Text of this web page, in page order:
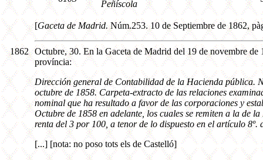
Peñíscola
[Gaceta de Madrid.Núm.253. 10 de Septiembre de 1862,
1862 Octubre, 30. En la Gaceta de Madrid del 19 de novembre de
província:
Dirección general de Contabilidad de la Hacienda pública.
octubre de 1858. Carpeta-extracto de las relaciones
nominal que ha resultado a favor de las corporaciones y
Octubre de 1858 en adelante, los cuales se remiten a la de
renta del 3 por 100, a tenor de lo dispuesto en el artículo 8º.
[...] [nota: no poso tots els de Castelló]